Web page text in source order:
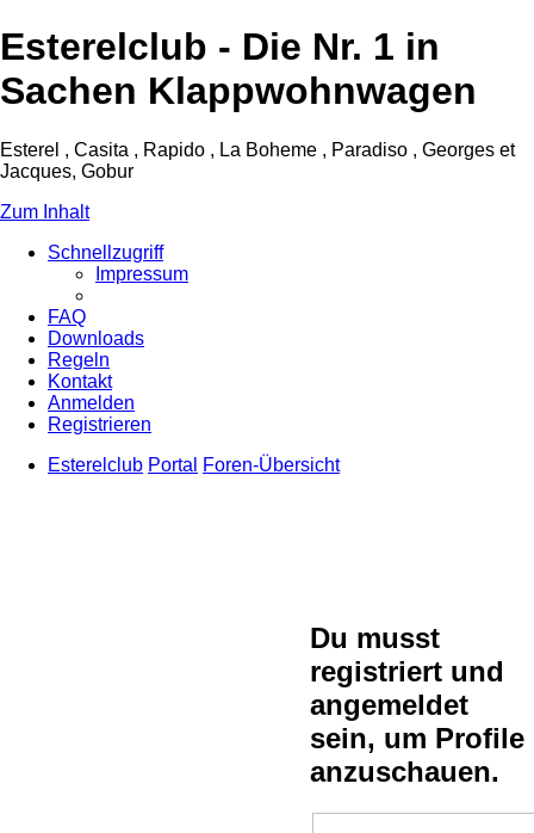
Esterelclub - Die Nr. 1 in
Sachen Klappwohnwagen
Esterel , Casita , Rapido , La Boheme , Paradiso , Georges et
Jacques, Gobur
Zum Inhalt
Schnellzugriff
Impressum
FAQ
Downloads
Regeln
Kontakt
Anmelden
Registrieren
Esterelclub Portal Foren-Übersicht
Du musst
registriert und
angemeldet
sein, um Profile
anzuschauen.